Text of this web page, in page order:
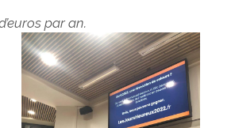
par an.